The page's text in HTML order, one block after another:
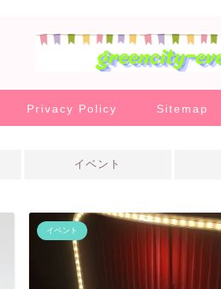
Privacy Policy Sitemap
イベント
イベント